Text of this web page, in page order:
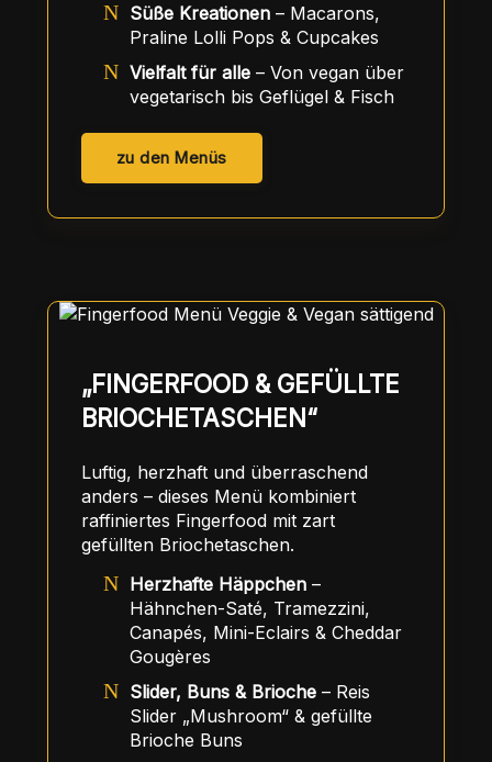
Süße Kreationen– Macarons,
Praline Lolli Pops & Cupcakes
Vielfalt für alle– Von vegan über
vegetarisch bis Geflügel & Fisch
zu den Menüs
„FINGERFOOD & GEFÜLLTE
BRIOCHETASCHEN“
Luftig, herzhaft und überraschend
anders – dieses Menü kombiniert
raffiniertes Fingerfood mit zart
gefüllten Briochetaschen.
Herzhafte Häppchen–
Hähnchen-Saté, Tramezzini,
Canapés, Mini-Eclairs & Cheddar
Gougères
Slider, Buns & Brioche– Reis
Slider „Mushroom“ & gefüllte
Brioche Buns